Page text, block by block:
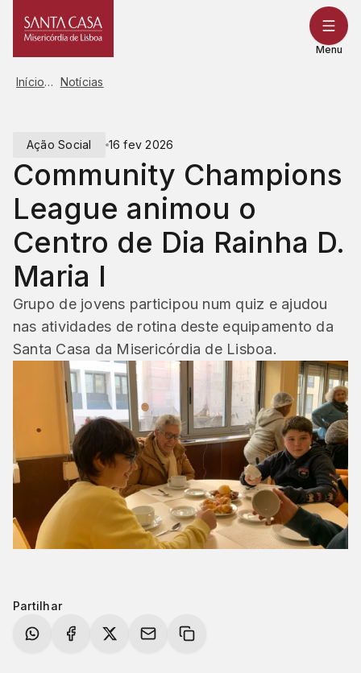
para
Menu
Início Notícias
Ação Social 16 fev 2026
Community Champions
League animou o
Centro de Dia Rainha D.
Maria I
Grupo de jovens participou num quiz e ajudou
nas atividades de rotina deste equipamento da
Santa Casa da Misericórdia de Lisboa.
Partilhar